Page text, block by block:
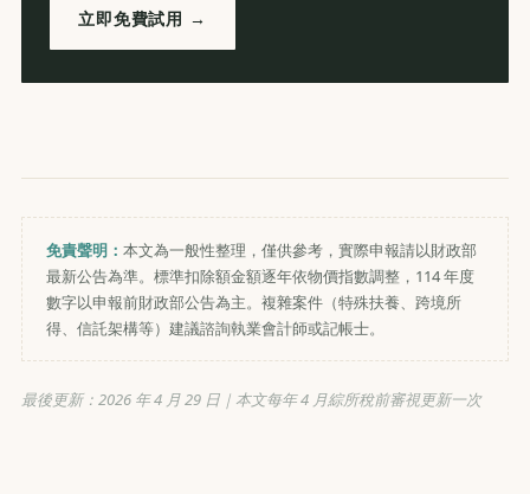
立即免費試用 →
免責聲明： 本文為一般性整理，僅供參考，實際申報請以財政部
最新公告為準。標準扣除額金額逐年依物價指數調整，114 年度
數字以申報前財政部公告為主。複雜案件（特殊扶養、跨境所
得、信託架構等）建議諮詢執業會計師或記帳士。
最後更新： 2026 年 4 月 29 日 ｜本文每年 4 月綜所稅前審視更新一次